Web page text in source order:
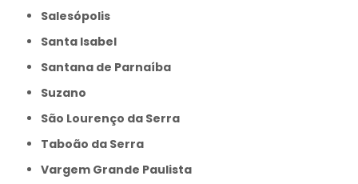
Salesópolis
Santa Isabel
Santana de Parnaíba
Suzano
São Lourenço da Serra
Taboão da Serra
Vargem Grande Paulista